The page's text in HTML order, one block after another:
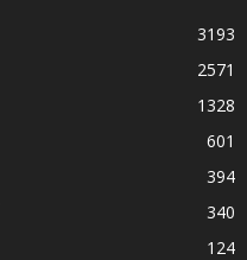
3193
2571
1328
601
394
340
124